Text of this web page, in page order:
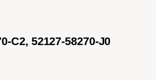
C2, 52127-58270-J0